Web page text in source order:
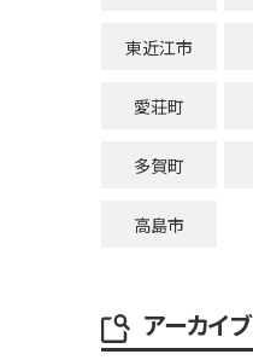
東近江市
愛荘町
多賀町
高島市
アーカイブ